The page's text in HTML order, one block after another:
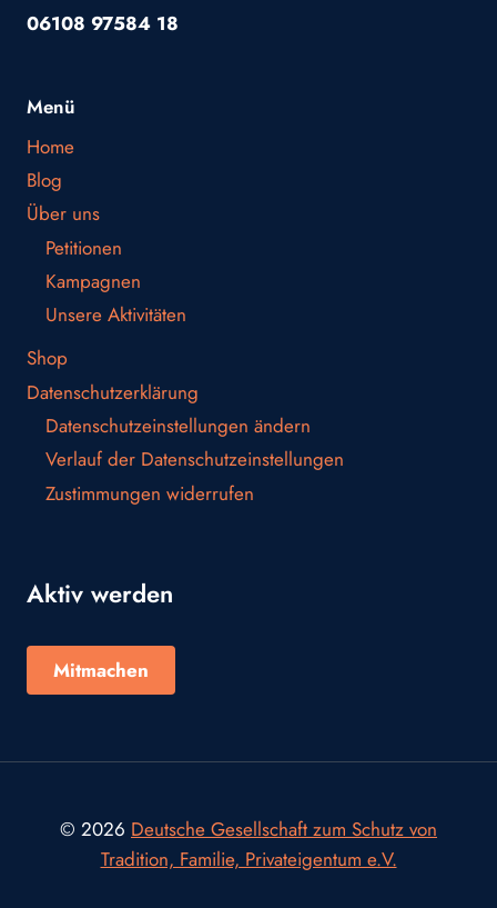
06108 97584 18
Menü
Home
Blog
Über uns
Petitionen
Kampagnen
Unsere Aktivitäten
Shop
Datenschutzerklärung
Datenschutzeinstellungen ändern
Verlauf der Datenschutzeinstellungen
Zustimmungen widerrufen
Aktiv werden
Mitmachen
© 2026 Deutsche Gesellschaft zum Schutz von
Tradition, Familie, Privateigentum e.V.